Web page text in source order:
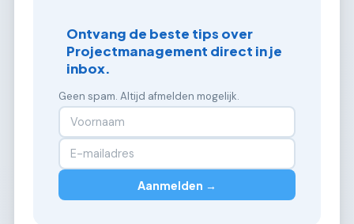
Ontvang de beste tips over
Projectmanagement direct in je
inbox.
Geen spam. Altijd afmelden mogelijk.
Aanmelden →